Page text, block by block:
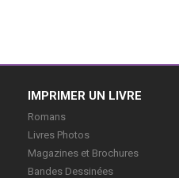
IMPRIMER UN LIVRE
Romans
Livres Photos
Magazines et Brochures
Bandes Dessinées